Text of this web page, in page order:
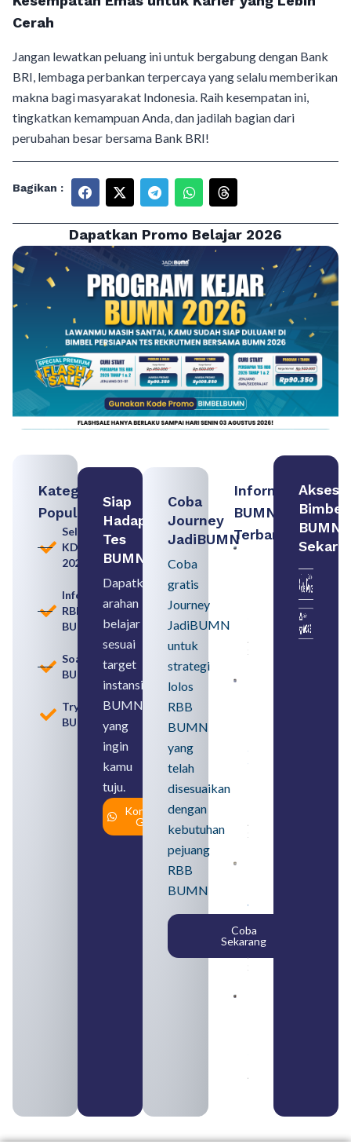
Cerah
Jangan lewatkan peluang ini untuk bergabung dengan Bank
BRI, lembaga perbankan terpercaya yang selalu memberikan
makna bagi masyarakat Indonesia. Raih kesempatan ini,
tingkatkan kemampuan Anda, dan jadilah bagian dari
perubahan besar bersama Bank BRI!
Bagikan :
Dapatkan Promo Belajar 2026
Kategori
Populer
Seleksi
KDKMP
2026
Informasi
RBB
BUMN
Soal
BUMN
Tryout
BUMN
Siap
Hadapi
Tes
BUMN
Dapatkan
arahan
belajar
sesuai
target
instansi
BUMN
yang
ingin
kamu
tuju.
Konsultasi
Gratis
Coba
Journey
JadiBUMN
Coba
gratis
Journey
JadiBUMN
untuk
strategi
lolos
RBB
BUMN
yang
telah
disesuaikan
dengan
kebutuhan
pejuang
RBB
BUMN
Coba
Sekarang
Informasi
BUMN
Terbaru:
Pengertian,
Perbedaan,
serta Jenis
August 6,
2026
SMA
Syarat,
August 5,
2026
yang
Tergabung
dalam
Himbara
August 4,
2026
August 3, 2026
Akses
Bimbel
BUMN